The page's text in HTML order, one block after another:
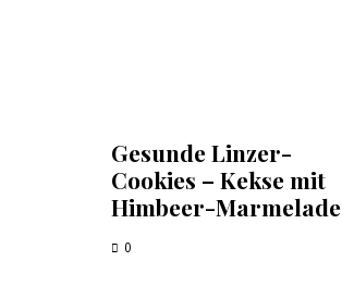
Gesunde Linzer-
Cookies – Kekse mit
Himbeer-Marmelade
0